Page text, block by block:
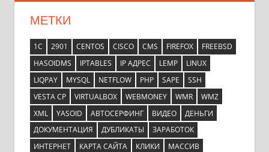
МЕТКИ
1С 2901 CENTOS CISCO CMS FIREFOX
FREEBSD
HASOIDMS
IPTABLES IP АДРЕС LEMP
LINUX
LIQPAY
MYSQL NETFLOW PHP SAPE
SSH
VESTA CP
VIRTUALBOX WEBMONEY WMR
WMZ
XML
YASOID АВТОСЕРФИНГ ВИДЕО
ДЕНЬГИ
ДОКУМЕНТАЦИЯ
ДУБЛИКАТЫ
ЗАРАБОТОК
ИНТЕРНЕТ
КАРТА САЙТА КЛИКИ
МАССИВ